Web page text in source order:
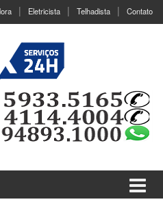
Eletricista Telhadista Contato